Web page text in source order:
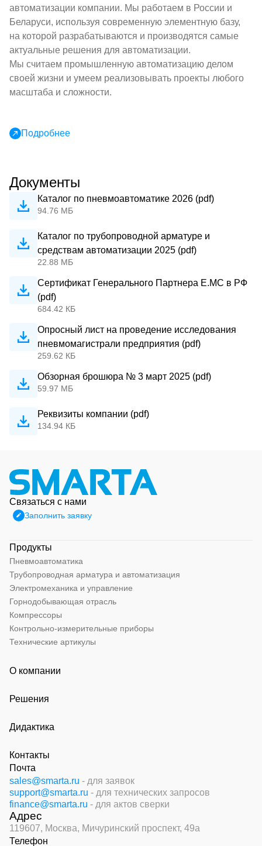
автоматизации компании. Мы работаем в России и
Беларуси, используя современную элементную базу,
на которой разрабатываются и производятся самые
актуальные решения для автоматизации.
Мы считаем промышленную автоматизацию делом
своей жизни и умеем реализовывать проекты любого
масштаба и сложности.
Подробнее
Документы
Каталог по пневмоавтоматике 2026 (pdf)
94.76 МБ
Каталог по трубопроводной арматуре и
средствам автоматизации 2025 (pdf)
22.88 МБ
Сертификат Генерального Партнера Е.МС в РФ
(pdf)
684.42 КБ
Опросный лист на проведение исследования
пневмомагистрали предприятия (pdf)
259.62 КБ
Обзорная брошюра № 3 март 2025 (pdf)
59.97 МБ
Реквизиты компании (pdf)
134.94 КБ
Связаться с нами
Заполнить заявку
Продукты
Пневмоавтоматика
Трубопроводная арматура и автоматизация
Электромеханика и управление
Горнодобывающая отрасль
Компрессоры
Контрольно-измерительные приборы
Технические артикулы
О компании
Решения
Дидактика
Контакты
Почта
sales@smarta.ru - для заявок
support@smarta.ru - для технических запросов
finance@smarta.ru - для актов сверки
Адрес
119607, Москва, Мичуринский проспект, 49а
Телефон